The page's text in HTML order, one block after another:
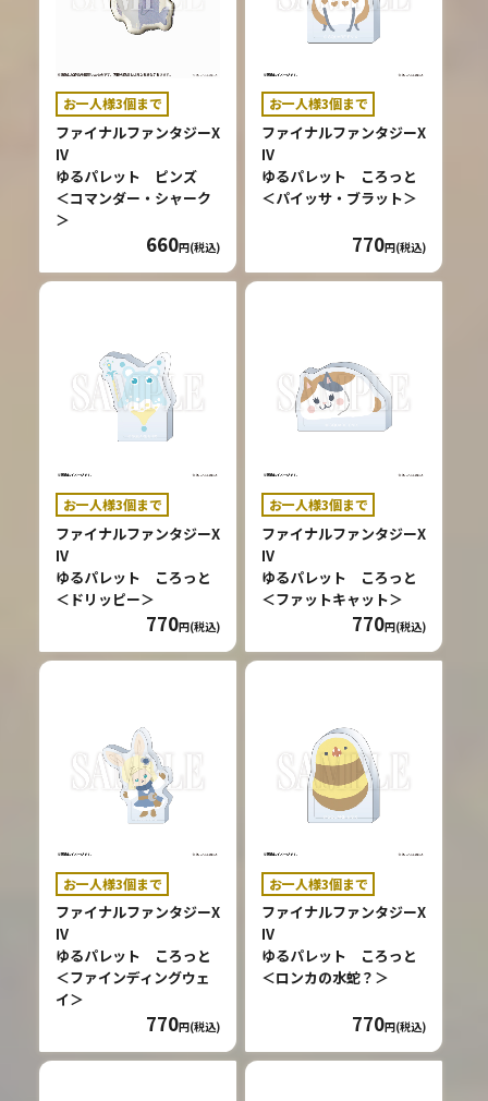
お一人様3個まで
ファイナルファンタジーX
IV
ゆるパレット ピンズ
＜コマンダー・シャーク
＞
660円(税込)
お一人様3個まで
ファイナルファンタジーX
IV
ゆるパレット ころっと
＜パイッサ・ブラット＞
770円(税込)
お一人様3個まで
ファイナルファンタジーX
IV
ゆるパレット ころっと
＜ドリッピー＞
770円(税込)
お一人様3個まで
ファイナルファンタジーX
IV
ゆるパレット ころっと
＜ファットキャット＞
770円(税込)
お一人様3個まで
ファイナルファンタジーX
IV
ゆるパレット ころっと
＜ファインディングウェ
イ＞
770円(税込)
お一人様3個まで
ファイナルファンタジーX
IV
ゆるパレット ころっと
＜ロンカの水蛇？＞
770円(税込)